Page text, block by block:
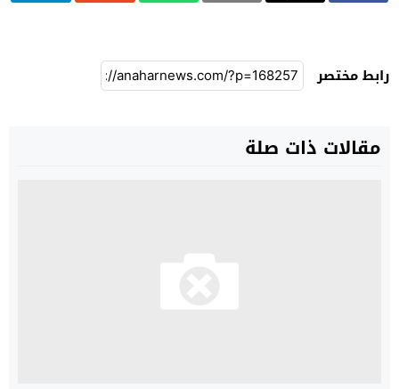
رابط مختصر
مقالات ذات صلة